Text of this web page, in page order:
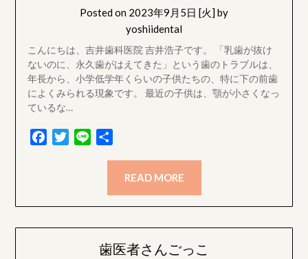
Posted on 2023年9月5日 [火]by
yoshiidental
こんにちは、吉井歯科医院 吉井浩子です。 「乳歯が抜け
ないのに、永久歯がはえてきた」という歯のトラブルは、
年長から、小学低学年くらいの子供たちの、特に下の前歯
によくみられる現象です。 最近の子供は、顎が小さくなっ
ているな…
FacebookTwitter
Line
READ MORE
歯医者さんごっこ